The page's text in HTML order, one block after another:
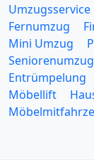
Umzugsservice
Fernumzug
Mini Umzug
Seniorenumzug
Entrümpelung
Möbellift